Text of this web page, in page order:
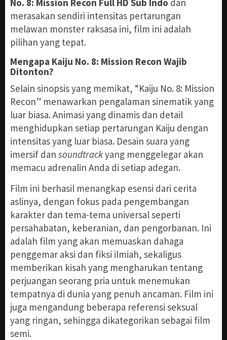
No. 8: Mission Recon Full HD Sub Indo dan
merasakan sendiri intensitas pertarungan
melawan monster raksasa ini, film ini adalah
pilihan yang tepat.
Mengapa Kaiju No. 8: Mission Recon Wajib
Ditonton?
Selain sinopsis yang memikat, “Kaiju No. 8: Mission
Recon” menawarkan pengalaman sinematik yang
luar biasa. Animasi yang dinamis dan detail
menghidupkan setiap pertarungan Kaiju dengan
intensitas yang luar biasa. Desain suara yang
imersif dan soundtrackyang menggelegar akan
memacu adrenalin Anda di setiap adegan.
Film ini berhasil menangkap esensi dari cerita
aslinya, dengan fokus pada pengembangan
karakter dan tema-tema universal seperti
persahabatan, keberanian, dan pengorbanan. Ini
adalah film yang akan memuaskan dahaga
penggemar aksi dan fiksi ilmiah, sekaligus
memberikan kisah yang mengharukan tentang
perjuangan seorang pria untuk menemukan
tempatnya di dunia yang penuh ancaman. Film ini
juga mengandung beberapa referensi seksual
yang ringan, sehingga dikategorikan sebagai film
semi.